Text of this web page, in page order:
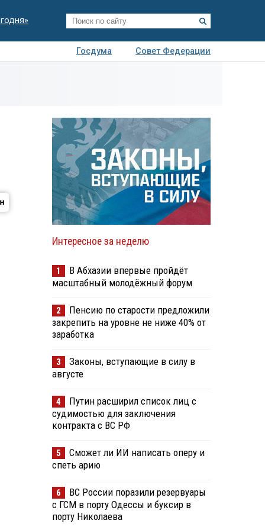
Госдума
Совет Федерации
Интересное за неделю
1
В Абхазии впервые пройдёт
масштабный молодёжный форум
2
Пенсию по старости предложили
закрепить на уровне не ниже 40% от
заработка
3
Законы, вступающие в силу в
августе
4
Путин расширил список лиц с
судимостью для заключения
контракта с ВС РФ
5
Сможет ли ИИ написать оперу и
спеть арию
6
ВС России поразили резервуары
с ГСМ в порту Одессы и буксир в
порту Николаева